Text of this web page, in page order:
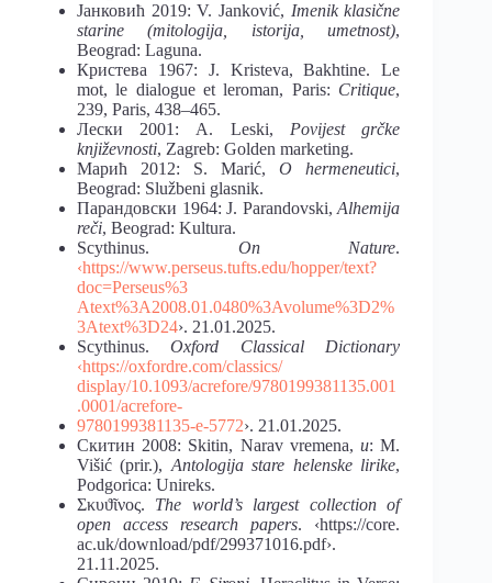
Јанковић 2019: V. Janković, Imenik klasične
starine (mitologija, istorija, umetnost),
Beograd: Laguna.
Кристева 1967: J. Kristeva, Bakhtine. Le
mot, le dialogue et leroman, Paris: Critique,
239, Paris, 438–465.
Лески 2001: A. Leski, Povijest grčke
književnosti, Zagreb: Golden marketing.
Mарић 2012: S. Marić,O hermeneutici,
Beograd: Službeni glasnik.
Парандовски 1964: J. Parandovski,Alhemija
reči, Beograd: Kultura.
Scythinus. On Nature.
‹https://www.perseus.tufts.edu/hopper/text?
doc=Perseus%3
Atext%3A2008.01.0480%3Avolume%3D2%
3Atext%3D24›. 21.01.2025.
Scythinus.Oxford Classical Dictionary
‹https://oxfordre.com/classics/
display/10.1093/acrefore/9780199381135.001
.0001/acrefore-
9780199381135-e-5772›. 21.01.2025.
Скитин 2008: Skitin, Narav vremena,u: M.
Višić (prir.), Antologija stare helenske lirike,
Podgorica: Unireks.
Σκυϑῖνος. The world’s largest collection of
open access research papers. ‹https://core.
ac.uk/download/pdf/299371016.pdf›.
21.11.2025.